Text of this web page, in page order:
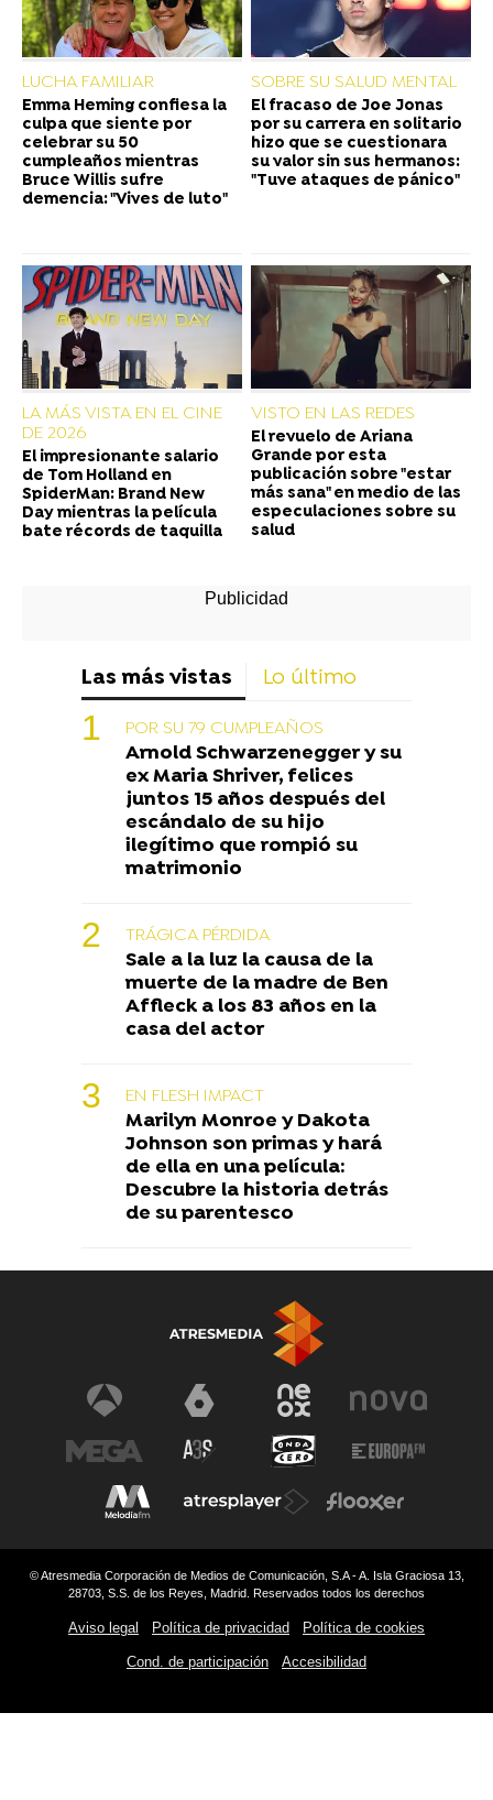
LUCHA FAMILIAR
Emma Heming confiesa la
culpa que siente por
celebrar su 50
cumpleaños mientras
Bruce Willis sufre
demencia: "Vives de luto"
SOBRE SU SALUD MENTAL
El fracaso de Joe Jonas
por su carrera en solitario
hizo que se cuestionara
su valor sin sus hermanos:
"Tuve ataques de pánico"
LA MÁS VISTA EN EL CINE
DE 2026
El impresionante salario
de Tom Holland en
SpiderMan: Brand New
Day mientras la película
bate récords de taquilla
VISTO EN LAS REDES
El revuelo de Ariana
Grande por esta
publicación sobre "estar
más sana" en medio de las
especulaciones sobre su
salud
Las más vistas Lo último
POR SU 79 CUMPLEAÑOS
Arnold Schwarzenegger y su
ex Maria Shriver, felices
juntos 15 años después del
escándalo de su hijo
ilegítimo que rompió su
matrimonio
TRÁGICA PÉRDIDA
Sale a la luz la causa de la
muerte de la madre de Ben
Affleck a los 83 años en la
casa del actor
EN FLESH IMPACT
Marilyn Monroe y Dakota
Johnson son primas y hará
de ella en una película:
Descubre la historia detrás
de su parentesco
© Atresmedia Corporación de Medios de Comunicación, S.A - A. Isla Graciosa 13,
28703, S.S. de los Reyes, Madrid. Reservados todos los derechos
Aviso legal Política de privacidad Política de cookies
Cond. de participación Accesibilidad